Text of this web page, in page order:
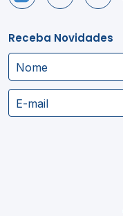
Receba Novidades
Nome
E-mail